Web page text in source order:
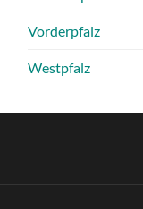
Vorderpfalz
Westpfalz